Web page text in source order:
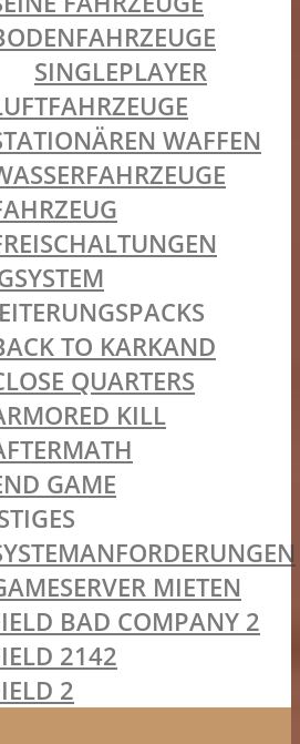
SINGLEPLAYER
WAFFEN
TO KARKAND
QUARTERS
KILL
GAME
MIETEN
BAD COMPANY 2
2142
2